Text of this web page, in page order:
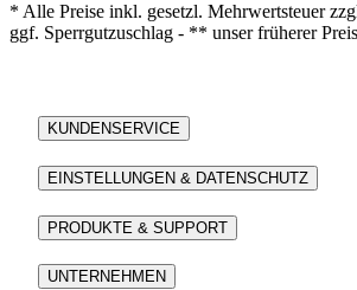
* Alle Preise inkl. gesetzl. Mehrwertsteuer
ggf. Sperrgutzuschlag - ** unser früherer Preis
KUNDENSERVICE
EINSTELLUNGEN & DATENSCHUTZ
PRODUKTE & SUPPORT
UNTERNEHMEN